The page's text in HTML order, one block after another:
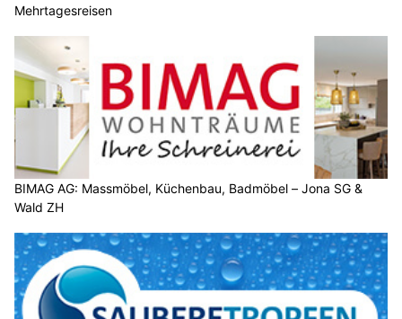
Mehrtagesreisen
BIMAG AG: Massmöbel, Küchenbau, Badmöbel – Jona SG &
Wald ZH